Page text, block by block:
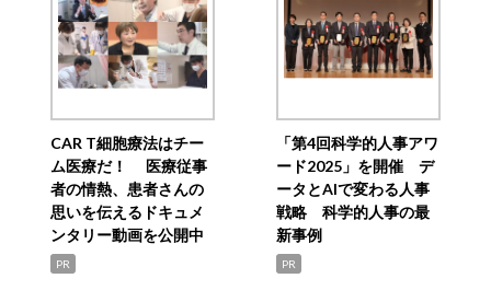
CAR T細胞療法はチー
ム医療だ！ 医療従事
者の情熱、患者さんの
思いを伝えるドキュメ
ンタリー動画を公開中
PR
「第4回科学的人事アワ
ード2025」を開催 デ
ータとAIで変わる人事
戦略 科学的人事の最
新事例
PR